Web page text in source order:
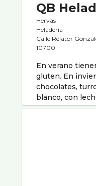
QB
Hervás
Heladerí­a
Calle Relator
10700
En verano
gluten. En
chocolates,
blanco, con